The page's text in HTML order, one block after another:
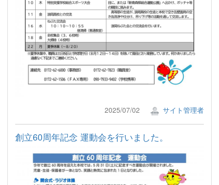
2025/07/02 サイト管理者
創立60周年記念 運動会を行いました。